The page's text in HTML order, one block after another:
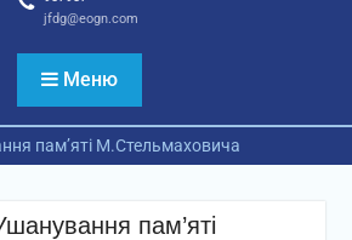
jfdg@eogn.com
Меню
пам’яті М.Стельмаховича
пам’яті